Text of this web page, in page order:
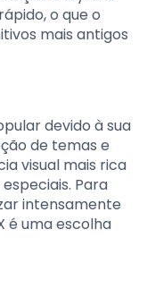
o que o
mais antigos
devido à sua
de temas e
visual mais rica
Para
intensamente
é uma escolha